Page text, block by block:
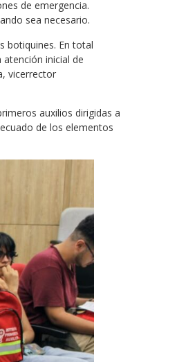
de emergencia.
sea necesario.
botiquines. En total
inicial de
vicerrector
auxilios dirigidas a
de los elementos